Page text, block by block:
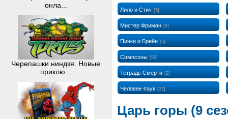
онла...
Черепашки ниндзя. Новые
приклю...
Лило и Стич [5]
Мистер Фриман [6]
Пинки и Брейн [5]
Симпсоны [59]
Тетрадь Смерти [2]
Человек-паук [22]
Царь горы (9